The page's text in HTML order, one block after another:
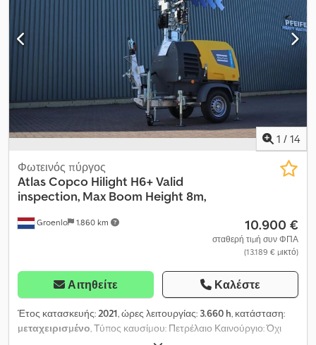
1 / 14
Groenlo 1.860 km
Φωτεινός πύργος
Atlas Copco Hilight H6+ Valid
inspection, Max Boom Height 8m,
10.900 €
σταθερή τιμή συν ΦΠΑ
(13.189 € μικτό)
Αιτηθείτε Καλέστε
Έτος κατασκευής: 2021, ώρες λειτουργίας: 3.660 h, κατάσταση:
μεταχειρισμένο , Τύπος καυσίμου: Πετρέλαιο Καινούργιο: Όχι